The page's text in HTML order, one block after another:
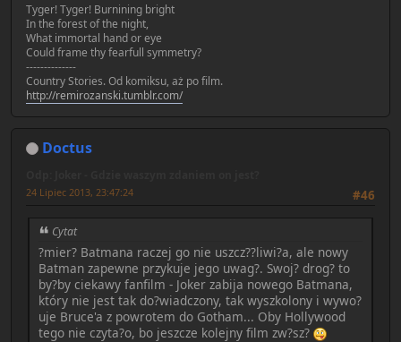
Tyger! Tyger! Burnining bright
In the forest of the night,
What immortal hand or eye
Could frame thy fearfull symmetry?
--------------
Country Stories. Od komiksu, aż po film.
http://remirozanski.tumblr.com/
Doctus
#46
24 Lipiec 2013, 23:47:24
Cytat
?mier? Batmana raczej go nie uszcz??liwi?a, ale nowy
Batman zapewne przykuje jego uwag?. Swoj? drog? to
by?by ciekawy fanfilm - Joker zabija nowego Batmana,
który nie jest tak do?wiadczony, tak wyszkolony i wywo?
uje Bruce'a z powrotem do Gotham... Oby Hollywood
tego nie czyta?o, bo jeszcze kolejny film zw?sz?